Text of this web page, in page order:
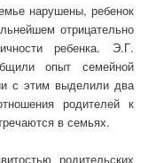
нарушены, ребенок
отрицательно
ребенка. Э.Г.
опыт семейной
с этим выделили два
родителей к
в семьях.
родительских